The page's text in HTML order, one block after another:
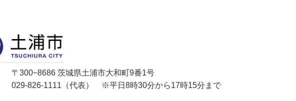
〒300−8686 茨城県土浦市大和町9番1号
029-826-1111（代表） ※平日8時30分から17時15分まで